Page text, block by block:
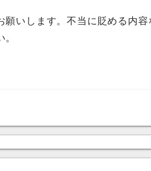
願いします。不当に貶める内